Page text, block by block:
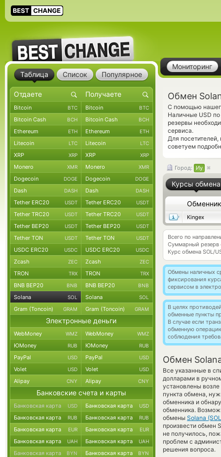
Мониторинг
Обмен
С помощью
Наличные USD
резервы
сервиса.
Для
советуем
Город: Иу
Курсы обмена
Обменник
Kingex
Всего по
Суммарный резерв
Курс обмена SOL/
Обмены наличных
фиксирования
сервисом в
В целях
обменные пункты
В случае если
обменную
соблюдения
Обмен
Все указанные в
долларами в
установлены
пункта обмена,
обменника и
обменника.
обмены Solana
произвести обмен
не получилось,
проблем с
решения вопроса.
Таблица Список Популярное
Bitcoin BTC Bitcoin BTC
Bitcoin Cash BCH Bitcoin Cash BCH
Ethereum ETH Ethereum ETH
Litecoin LTC Litecoin LTC
XRP XRP XRP XRP
Monero XMR Monero XMR
Dogecoin DOGE Dogecoin DOGE
Dash DASH Dash DASH
Tether ERC20 USDT Tether ERC20 USDT
Tether TRC20 USDT Tether TRC20 USDT
Tether BEP20 USDT Tether BEP20 USDT
Tether TON USDT Tether TON USDT
USDC ERC20 USDC USDC ERC20 USDC
Zcash ZEC Zcash ZEC
TRON TRX TRON TRX
BNB BEP20 BNB BNB BEP20 BNB
Solana SOL Solana SOL
Gram (Toncoin) GRAM Gram (Toncoin) GRAM
Электронные деньги
WebMoney WMZ WebMoney WMZ
ЮMoney RUB ЮMoney RUB
PayPal USD PayPal USD
Volet USD Volet USD
Alipay CNY Alipay CNY
Банковские счета и карты
Банковская карта USD Банковская карта USD
Банковская карта RUB Банковская карта RUB
Банковская карта EUR Банковская карта EUR
Банковская карта UAH Банковская карта UAH
Банковская карта BYN Банковская карта BYN